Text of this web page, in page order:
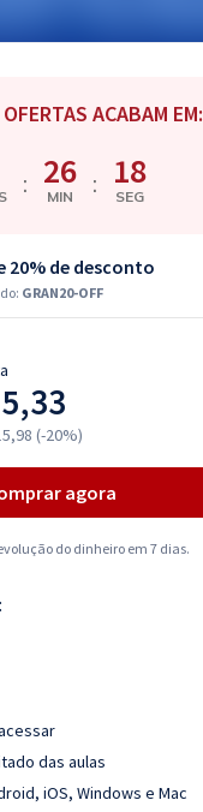
ACABAM EM:
: 26
MIN : 17
SEG
20% de desconto
GRAN20-OFF
(-20%)
agora
do dinheiro em 7 dias.
das aulas
iOS, Windows e Mac